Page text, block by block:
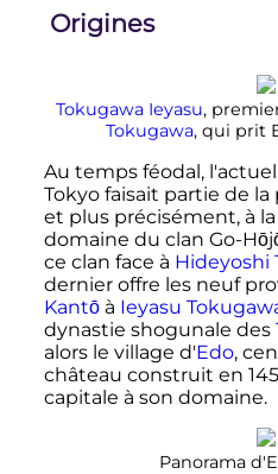
Origines
Tokugawa Ieyasu,
Tokugawa, qui prit
Au temps féodal,
Tokyo faisait partie de
et plus précisément, à la
domaine du clan Go-
ce clan face à Hideyoshi
dernier offre les neuf
Kantōà Ieyasu
dynastie shogunale des
alors le village d'Edo,
château construit en
capitale à son domaine.
Panorama